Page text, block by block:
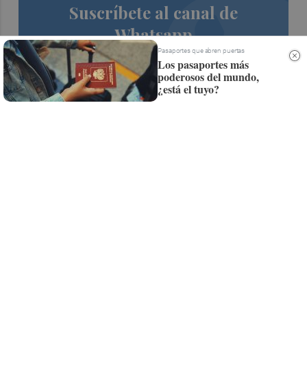
Suscríbete al canal de
Whatsapp
Siempre al día de las últimas noticias
¡Quiero suscribirme!
Pasaportes que abren puertas
Los pasaportes más
poderosos del mundo,
¿está el tuyo?